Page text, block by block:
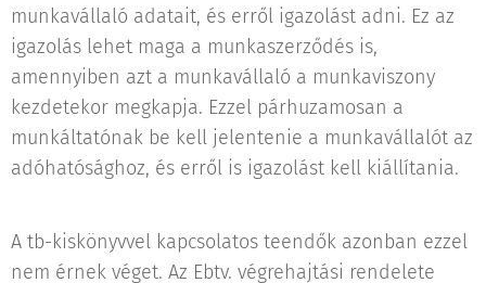
munkavállaló adatait, és erről igazolást adni. Ez az
igazolás lehet maga a munkaszerződés is,
amennyiben azt a munkavállaló a munkaviszony
kezdetekor megkapja. Ezzel párhuzamosan a
munkáltatónak be kell jelentenie a munkavállalót az
adóhatósághoz, és erről is igazolást kell kiállítania.
A tb-kiskönyvvel kapcsolatos teendők azonban ezzel
nem érnek véget. Az Ebtv. végrehajtási rendelete